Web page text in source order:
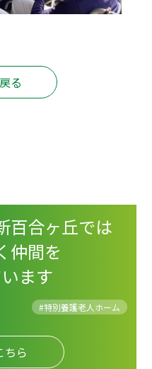
る
百合ヶ丘では
仲間を
ます
#特別養護老人ホーム
ちら